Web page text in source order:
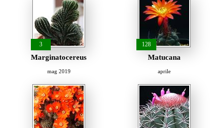
3
Marginatocereus
mag 2019
128
Matucana
aprile